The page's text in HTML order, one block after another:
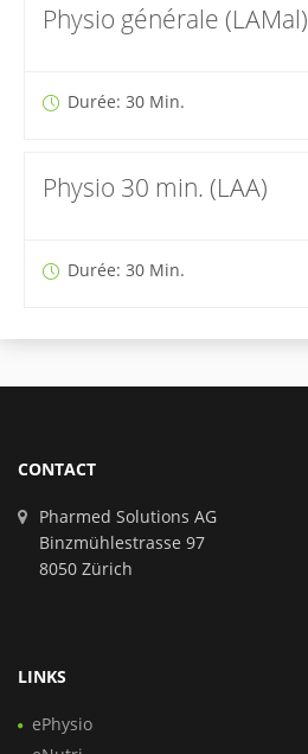
Physio générale (LAMal)
Durée: 30 Min.
Physio 30 min. (LAA)
Durée: 30 Min.
CONTACT
Pharmed Solutions AG
Binzmühlestrasse 97
8050 Zürich
LINKS
ePhysio